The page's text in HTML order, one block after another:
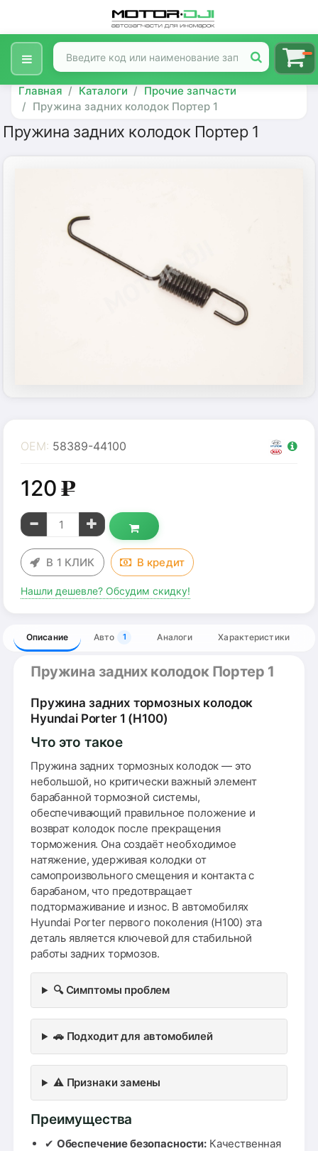
Главная Каталоги
Прочие запчасти
Пружина задних колодок Портер 1
Пружина задних колодок Портер 1
OEM: 58389-44100
120g
В 1 КЛИК В кредит
Нашли дешевле? Обсудим скидку!
Описание Авто 1 Аналоги Характеристики
Пружина задних колодок Портер 1
Пружина задних тормозных колодок
Hyundai Porter 1 (H100)
Что это такое
Пружина задних тормозных колодок — это
небольшой, но критически важный элемент
барабанной тормозной системы,
обеспечивающий правильное положение и
возврат колодок после прекращения
торможения. Она создаёт необходимое
натяжение, удерживая колодки от
самопроизвольного смещения и контакта с
барабаном, что предотвращает
подтормаживание и износ. В автомобилях
Hyundai Porter первого поколения (H100) эта
деталь является ключевой для стабильной
работы задних тормозов.
🔍 Симптомы проблем
🚗 Подходит для автомобилей
⚠️ Признаки замены
Преимущества
✔ Обеспечение безопасности:Качественная